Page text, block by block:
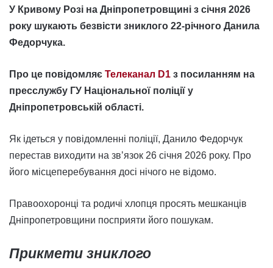
У Кривому Розі на Дніпропетровщині з січня 2026
року шукають безвісти зниклого 22-річного Данила
Федорчука.
Про це повідомляє Телеканал D1 з посиланням на
пресслужбу ГУ Національної поліції у
Дніпропетровській області.
Як ідеться у повідомленні поліції, Данило Федорчук
перестав виходити на звʼязок 26 січня 2026 року. Про
його місцеперебування досі нічого не відомо.
Правоохоронці та родичі хлопця просять мешканців
Дніпропетровщини посприяти його пошукам.
Прикмети зниклого